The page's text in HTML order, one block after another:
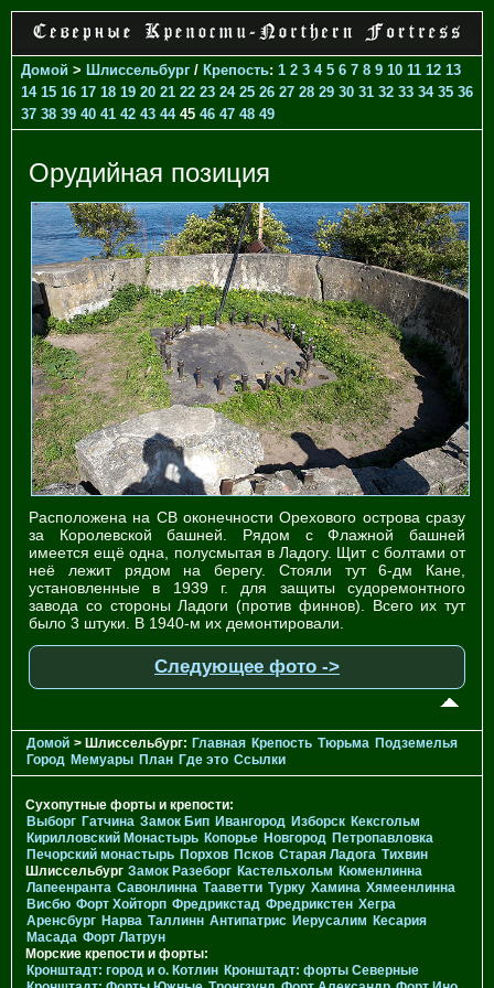
Домой > Шлиссельбург / Крепость: 1 2 3 4 5 6 7 8 9 10 11 12 13
14 15 16 17 18 19 20 21 22 23 24 25 26 27 28 29 30 31 32 33 34 35 36
37 38 39 40 41 42 43 4445 46 47 48 49
Орудийная позиция
Расположена на СВ оконечности Орехового острова сразу
за Королевской башней. Рядом с Флажной башней
имеется ещё одна, полусмытая в Ладогу. Щит с болтами от
неё лежит рядом на берегу. Стояли тут 6-дм Кане,
установленные в 1939 г. для защиты судоремонтного
завода со стороны Ладоги (против финнов). Всего их тут
было 3 штуки. В 1940-м их демонтировали.
Следующее фото ->
Домой > Шлиссельбург: Главная Крепость Тюрьма Подземелья
Город Мемуары План Где это Ссылки
Сухопутные форты и крепости:
Выборг Гатчина Замок Бип Ивангород Изборск Кексгольм
Кирилловский Монастырь Копорье Новгород Петропавловка
Печорcкий монастырь Порхов Псков Старая Ладога Тихвин
Шлиссельбург Замок Разеборг Кастельхольм Кюменлинна
Лапеенранта Савонлинна Тааветти Турку Хамина Хямеенлинна
Висбю Форт Хойторп Фредрикстад Фредрикстен Хегра
Аренсбург Нарва Таллинн Антипатрис Иерусалим Кесария
Масада Форт Латрун
Морские крепости и форты:
Кронштадт: город и о. Котлин Кронштадт: форты Северные